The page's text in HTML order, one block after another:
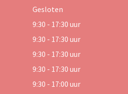
Gesloten
9:30 - 17:30 uur
9:30 - 17:30 uur
9:30 - 17:30 uur
9:30 - 17:30 uur
9:30 - 17:00 uur